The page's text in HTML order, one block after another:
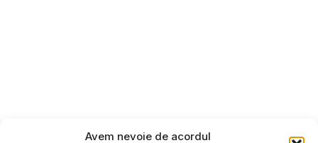
Avem nevoie de acordul